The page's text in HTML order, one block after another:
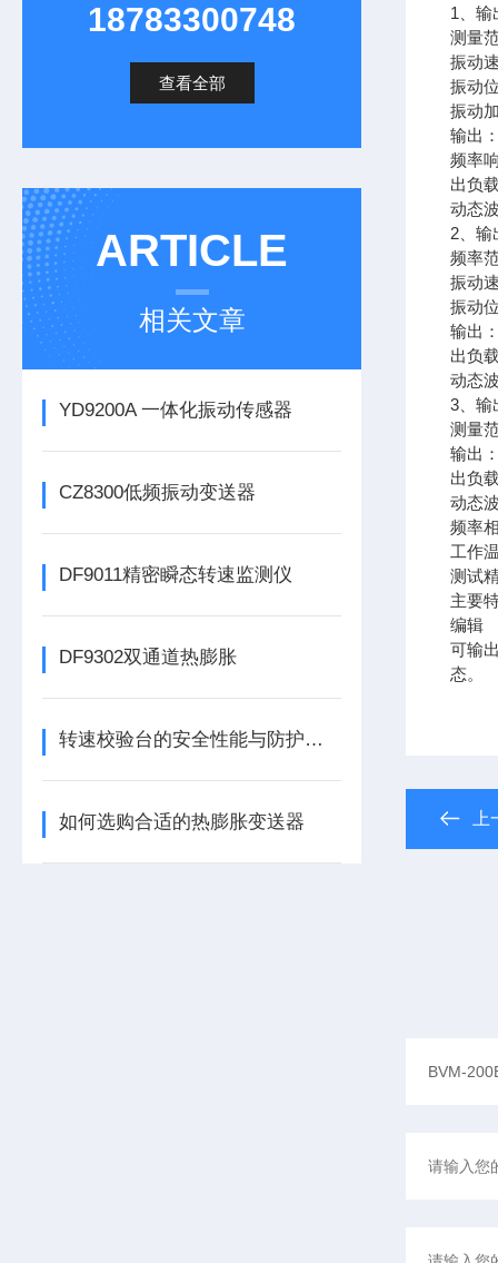
18783300748
查看全部
ARTICLE
相关文章
YD9200A 一体化振动传感器
CZ8300低频振动变送器
DF9011精密瞬态转速监测仪
DF9302双通道热膨胀
转速校验台的安全性能与防护措施
如何选购合适的热膨胀变送器
1、输
测量
振动
振动
振动
输出
频率
出负
动态
2、输
频率
振动
振动
输出
出负
动态
3、输
测量
输出
出负
动态
频率
工作
测试
主要
编辑
可输
态。